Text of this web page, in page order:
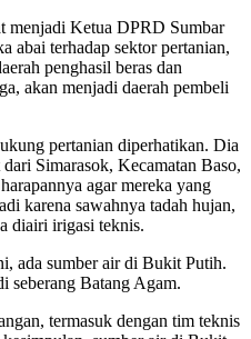
menjadi Ketua DPRD Sumbar
abai terhadap sektor pertanian,
penghasil beras dan
akan menjadi daerah pembeli
pertanian diperhatikan. Dia
Simarasok, Kecamatan Baso,
agar mereka yang
karena sawahnya tadah hujan,
diairi irigasi teknis.
ada sumber air di Bukit Putih.
seberang Batang Agam.
termasuk dengan tim teknis